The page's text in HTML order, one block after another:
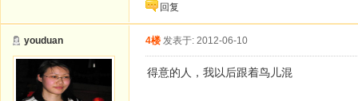
回复
youduan 4楼 发表于: 2012-06-10
得意的人，我以后跟着鸟儿混